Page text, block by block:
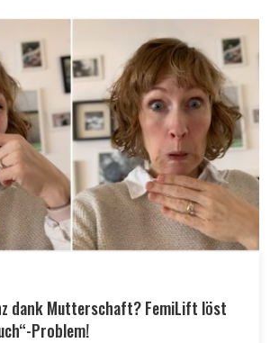
dank Mutterschaft? FemiLift löst
Problem!